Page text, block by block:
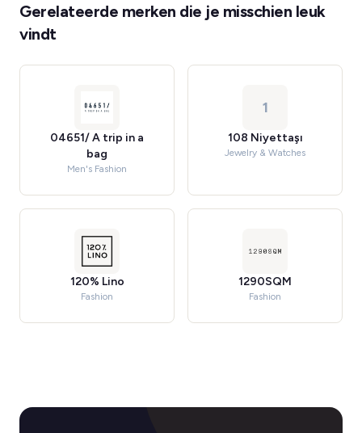
Gerelateerde merken die je misschien leuk
vindt
04651/ A trip in a
bag
Men's Fashion
1
108 Niyettaşı
Jewelry & Watches
120% Lino
Fashion
1290SQM
Fashion